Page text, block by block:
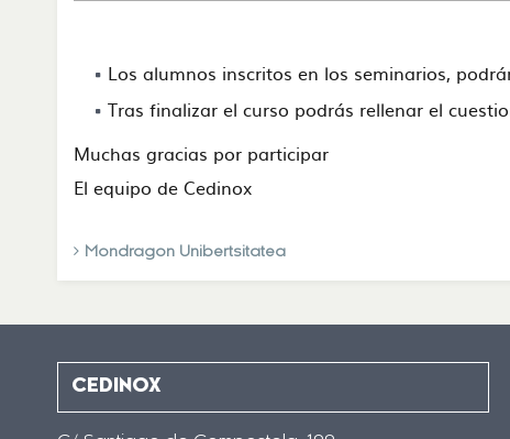
Los alumnos inscritos en los seminarios,
Tras finalizar el curso podrás rellenar el
Muchas gracias por participar
El equipo de Cedinox
Mondragon Unibertsitatea
CEDINOX